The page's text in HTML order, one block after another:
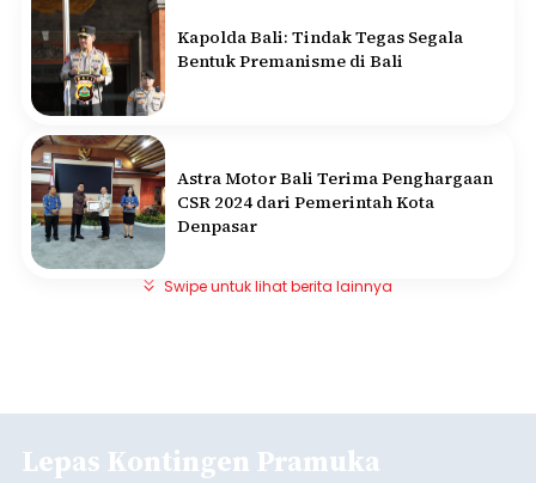
Kapolda Bali: Tindak Tegas Segala
Bentuk Premanisme di Bali
Astra Motor Bali Terima Penghargaan
CSR 2024 dari Pemerintah Kota
Denpasar
Swipe untuk lihat berita lainnya
Lepas Kontingen Pramuka